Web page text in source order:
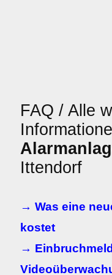
FAQ / Alle
Ittendorf
→ Was eine
kostet
→